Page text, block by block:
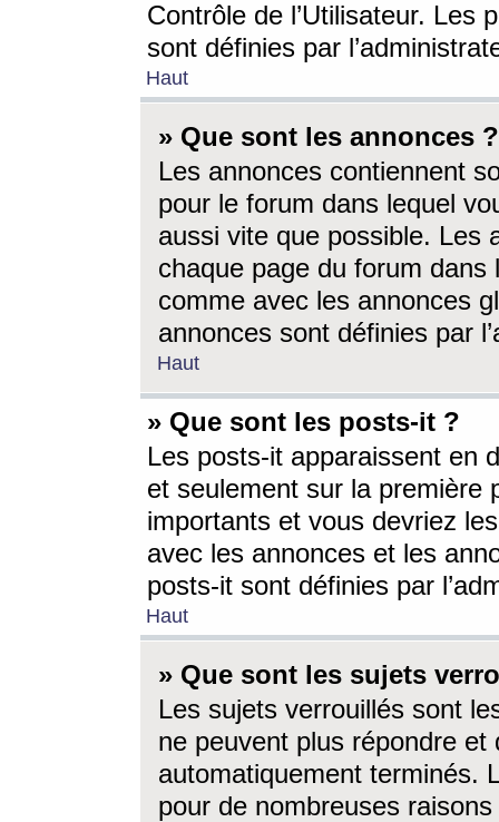
Contrôle de l’Utilisateur. Les
sont définies par
Haut
» Que sont les annonces ?
Les annonces contiennent
pour le forum dans lequel
aussi vite que possible. Les
chaque page du forum dans
comme avec les annonces
annonces sont définies par
Haut
» Que sont les posts-it ?
Les posts-it apparaissent en
et seulement sur la première
importants et vous devriez
avec les annonces et les
posts-it sont définies par
Haut
» Que sont les sujets
Les sujets verrouillés sont
ne peuvent plus répondre
automatiquement terminés.
pour de nombreuses